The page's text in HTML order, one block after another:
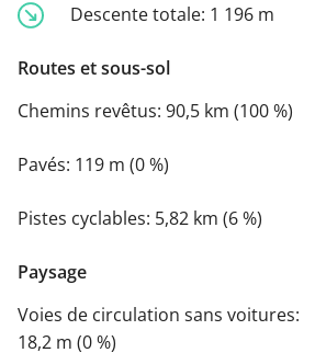
Descente totale: 1 196 m
Routes et sous-sol
Chemins revêtus: 90,5 km (100 %)
Pavés: 119 m (0 %)
Pistes cyclables: 5,82 km (6 %)
Paysage
Voies de circulation sans voitures:
18,2 m (0 %)